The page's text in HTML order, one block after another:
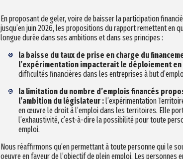
En proposant de geler, voire de baisser la participation
jusqu’en juin 2026, les propositions du rapport remettent en
longue durée dans ses ambitions et dans ses principes :
la baisse du taux de prise en charge du
l’expérimentation impacterait le déploiement
difficultés financières dans les entreprises à but
la limitation du nombre d’emplois financés
l’ambition du législateur :l’expérimentation
en œuvre le droit à l’emploi dans les territoires. Elle
l’exhaustivité, c’est-à-dire la possibilité pour toute
emploi.
Nous réaffirmons qu’en permettant à toute personne qui le
oeuvre en faveur de l’objectif de plein emploi. Les personnes